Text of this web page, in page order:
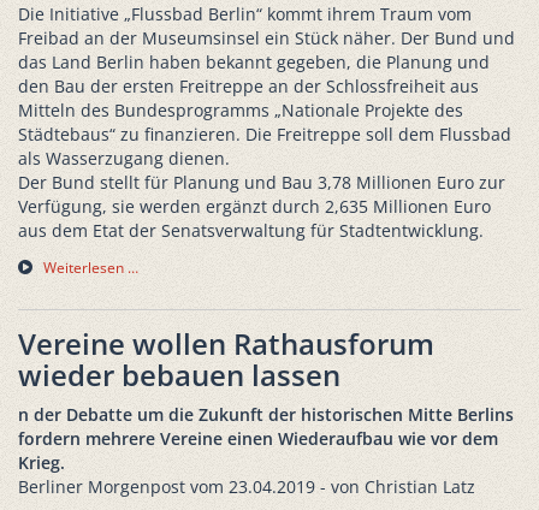
Die Initiative „Flussbad Berlin“ kommt ihrem Traum vom
Freibad an der Museumsinsel ein Stück näher. Der Bund und
das Land Berlin haben bekannt gegeben, die Planung und
den Bau der ersten Freitreppe an der Schlossfreiheit aus
Mitteln des Bundesprogramms „Nationale Projekte des
Städtebaus“ zu finanzieren. Die Freitreppe soll dem Flussbad
als Wasserzugang dienen.
Der Bund stellt für Planung und Bau 3,78 Millionen Euro zur
Verfügung, sie werden ergänzt durch 2,635 Millionen Euro
aus dem Etat der Senatsverwaltung für Stadtentwicklung.
Weiterlesen …
Vereine wollen Rathausforum
wieder bebauen lassen
n der Debatte um die Zukunft der historischen Mitte Berlins
fordern mehrere Vereine einen Wiederaufbau wie vor dem
Krieg.
Berliner Morgenpost vom 23.04.2019 - von Christian Latz